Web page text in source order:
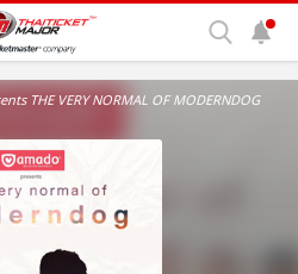
THE VERY NORMAL OF MODERNDOG